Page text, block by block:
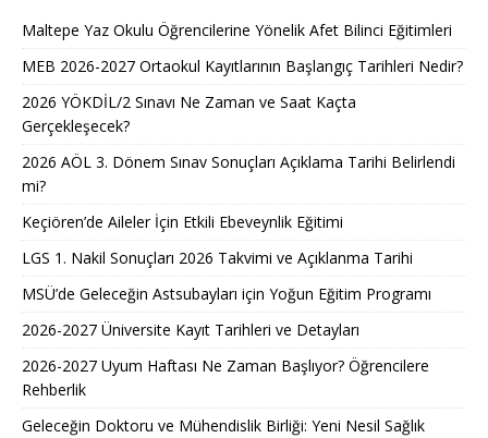
Maltepe Yaz Okulu Öğrencilerine Yönelik Afet Bilinci Eğitimleri
MEB 2026-2027 Ortaokul Kayıtlarının Başlangıç Tarihleri Nedir?
2026 YÖKDİL/2 Sınavı Ne Zaman ve Saat Kaçta
Gerçekleşecek?
2026 AÖL 3. Dönem Sınav Sonuçları Açıklama Tarihi Belirlendi
mi?
Keçiören’de Aileler İçin Etkili Ebeveynlik Eğitimi
LGS 1. Nakil Sonuçları 2026 Takvimi ve Açıklanma Tarihi
MSÜ’de Geleceğin Astsubayları için Yoğun Eğitim Programı
2026-2027 Üniversite Kayıt Tarihleri ve Detayları
2026-2027 Uyum Haftası Ne Zaman Başlıyor? Öğrencilere
Rehberlik
Geleceğin Doktoru ve Mühendislik Birliği: Yeni Nesil Sağlık